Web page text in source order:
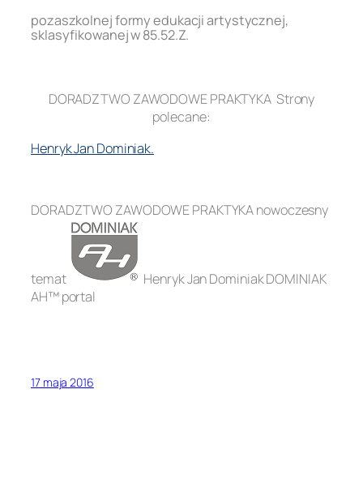
pozaszkolnej formy edukacji artystycznej,
sklasyfikowanej w 85.52.Z.
DORADZTWO ZAWODOWE PRAKTYKA Strony
polecane:
Henryk Jan Dominiak.
DORADZTWO ZAWODOWE PRAKTYKA nowoczesny
temat
Henryk Jan Dominiak DOMINIAK
AH™ portal
17 maja 2016